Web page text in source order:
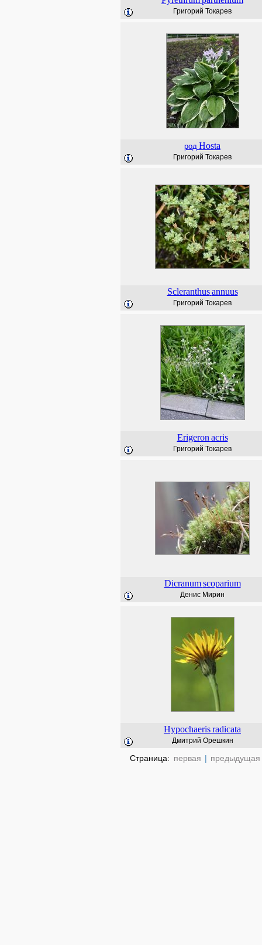
Григорий Токарев
род Hosta
Григорий Токарев
Scleranthus annuus
Григорий Токарев
Erigeron acris
Григорий Токарев
Dicranum scoparium
Денис Мирин
Hypochaerisradicata
Дмитрий Орешкин
Страница: первая | предыдущая